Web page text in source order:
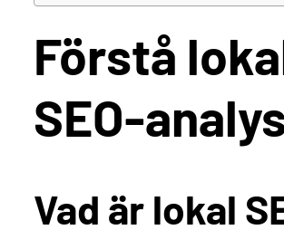
Förstå
SEO-
Vad är lokal